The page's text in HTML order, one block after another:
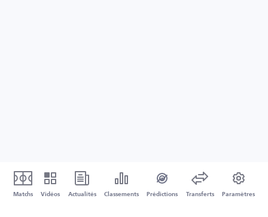
Matchs Vidéos Actualités Classements Prédictions Transferts Paramètres